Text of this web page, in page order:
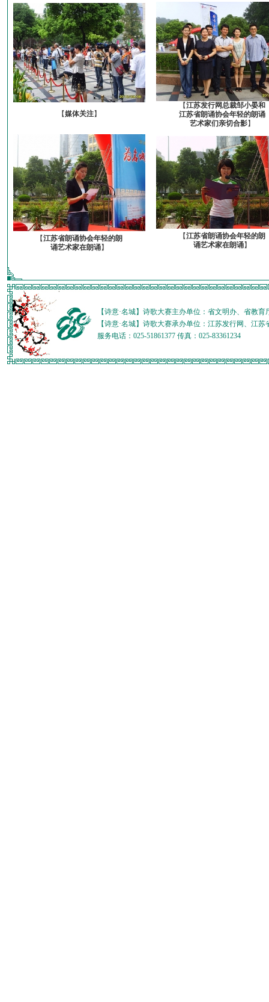
【媒体关注】
【江苏发行网总裁邹小晏和
江苏省朗诵协会年轻的朗诵
艺术家们亲切合影】
【江苏省朗诵协会年轻的朗
诵艺术家在朗诵】
【江苏省朗诵协会年轻的朗
诵艺术家在朗诵】
【诗意·名城】诗歌大赛主办单位：省文明办、省教
【诗意·名城】诗歌大赛承办单位：江苏发行网、江
服务电话：025-51861377 传真：025-83361234